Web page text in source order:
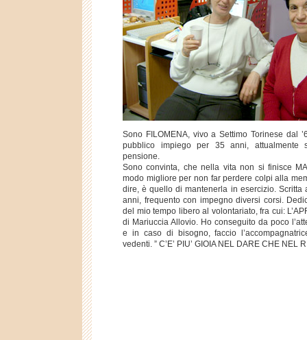
Sono FILOMENA, vivo a Settimo Torinese dal
pubblico impiego per 35 anni, attualmente
pensione.
Sono convinta, che nella vita non si finisce
modo migliore per non far perdere colpi alla
dire, è quello di mantenerla in esercizio. Scritta
anni, frequento con impegno diversi corsi.
del mio tempo libero al volontariato, fra cui:
di Mariuccia Allovio. Ho conseguito da poco
e in caso di bisogno, faccio
vedenti. ” C’E’ PIU’ GIOIA NEL DARE CHE NEL